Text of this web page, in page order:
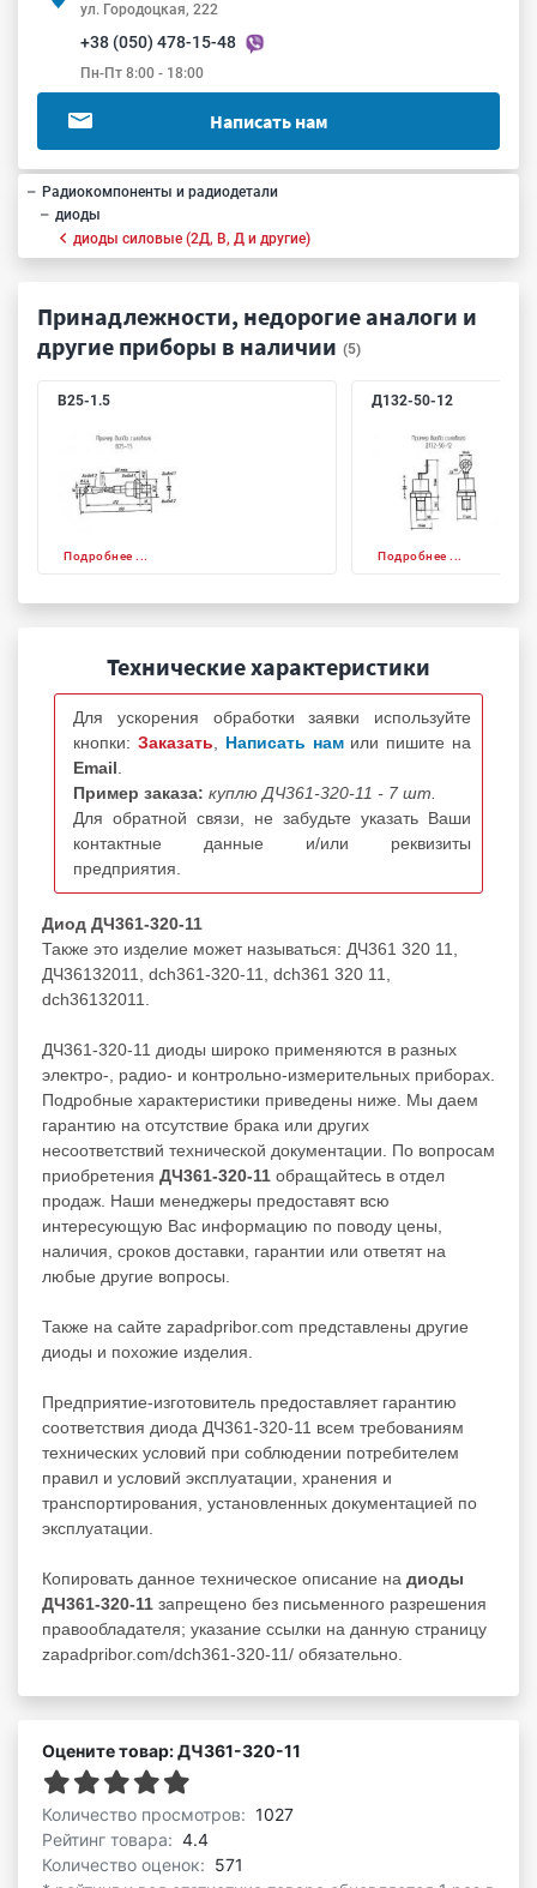
ул. Городоцкая, 222
+38 (050) 478-15-48
Пн-Пт 8:00 - 18:00
Написать нам
Радиокомпоненты и радиодетали
диоды
диоды силовые (2Д, В, Д и другие)
Принадлежности, недорогие аналоги и
другие приборы в наличии (5)
В25-1.5
Подробнее ...
Д132-50-12
Подробнее ...
Технические характеристики
Для ускорения обработки заявки используйте
кнопки: Заказать Написать нам или пишите на
Email
Пример заказа: куплю ДЧ361-320-11 - 7 шт.
Для обратной связи, не забудьте указать Ваши
контактные данные и/или реквизиты
предприятия.
Диод ДЧ361-320-11
Также это изделие может называться: ДЧ361 320 11,
ДЧ36132011, dch361-320-11, dch361 320 11,
dch36132011.
ДЧ361-320-11 диоды широко применяются в разных
электро-, радио- и контрольно-измерительных приборах.
Подробные характеристики приведены ниже. Мы даем
гарантию на отсутствие брака или других
несоответствий технической документации. По вопросам
приобретения ДЧ361-320-11 обращайтесь в отдел
продаж. Наши менеджеры предоставят всю
интересующую Вас информацию по поводу цены,
наличия, сроков доставки, гарантии или ответят на
любые другие вопросы.
Также на сайте zapadpribor.com представлены другие
диоды и похожие изделия.
Предприятие-изготовитель предоставляет гарантию
соответствия диода ДЧ361-320-11 всем требованиям
технических условий при соблюдении потребителем
правил и условий эксплуатации, хранения и
транспортирования, установленных документацией по
эксплуатации.
Копировать данное техническое описание на диоды
ДЧ361-320-11 запрещено без письменного разрешения
правообладателя; указание ссылки на данную страницу
zapadpribor.com/dch361-320-11/ обязательно.
Оцените товар: ДЧ361-320-11
Количество просмотров: 1027
Рейтинг товара: 4.4
Количество оценок: 571